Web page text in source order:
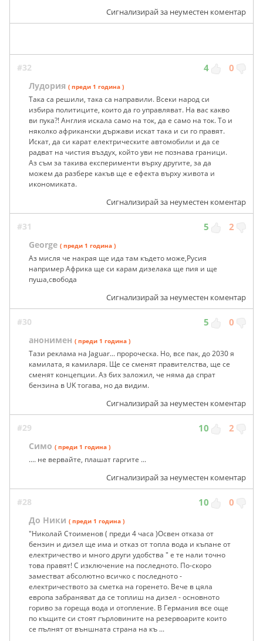
Сигнализирай за неуместен коментар
#32 4 0
Лудория ( преди 1 година )
Така са решили, така са направили. Всеки народ си
избира политиците, които да го управляват. На вас какво
ви пука?! Англия искала само на ток, да е само на ток. То и
няколко африкански държави искат така и си го правят.
Искат, да си карат електрическите автомобили и да се
радват на чистия въздух, който уви не познава граници.
Аз съм за такива експерименти върху другите, за да
можем да разбере какъв ще е ефекта върху живота и
икономиката.
Сигнализирай за неуместен коментар
#31 5 2
George ( преди 1 година )
Аз мисля че накрая ще ида там където може,Русия
например Африка ще си карам дизелака ще пия и ще
пуша,свобода
Сигнализирай за неуместен коментар
#30 5 0
анонимен ( преди 1 година )
Тази реклама на Jaguar... пророческа. Но, все пак, до 2030 я
камилата, я камиларя. Ще се сменят правителства, ще се
сменят концепции. Аз бих заложил, че няма да спрат
бензина в UK тогава, но да видим.
Сигнализирай за неуместен коментар
#29 10 2
Симо ( преди 1 година )
.... не вервайте, плашат гаргите ...
Сигнализирай за неуместен коментар
#28 10 0
До Ники ( преди 1 година )
"Николай Стоименов ( преди 4 часа )Освен отказа от
бензин и дизел ще има и отказ от топла вода и къпане от
електричество и много други удобства " е те нали точно
това правят! С изключение на последното. По-скоро
заместват абсолютно всичко с последното -
електричеството за сметка на горенето. Вече в цяла
европа забраняват да се топлиш на дизел - основното
гориво за гореща вода и отопление. В Германия все още
по къщите си стоят гърловините на резервоарите които
се пълнят от външната страна на къ ...